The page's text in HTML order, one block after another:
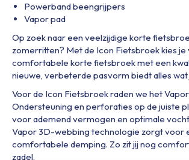
Powerband beengrijpers
Vapor pad
Op zoek naar een veelzijdige korte
zomerritten? Met de Icon Fietsbroek kies je
comfortabele korte fietsbroek met een
nieuwe, verbeterde pasvorm biedt alles wat
Voor de Icon Fietsbroek raden we het
Ondersteuning en perforaties op de juiste
voor ademend vermogen en optimale
Vapor 3D-webbing technologie zorgt voor
comfortabele demping. Zo zit jij nog
zadel.